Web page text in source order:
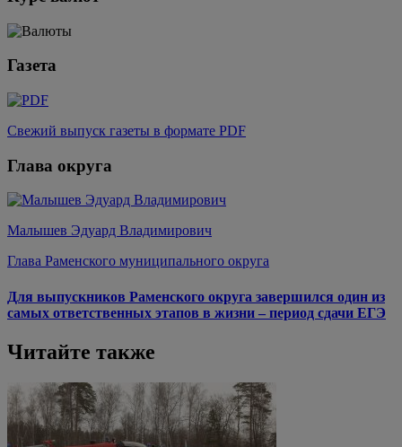
Газета
Свежий выпуск газеты в формате PDF
Глава округа
Малышев Эдуард Владимирович
Глава Раменского муниципального округа
Для выпускников Раменского округа завершился один из
самых ответственных этапов в жизни – период сдачи ЕГЭ
Читайте также